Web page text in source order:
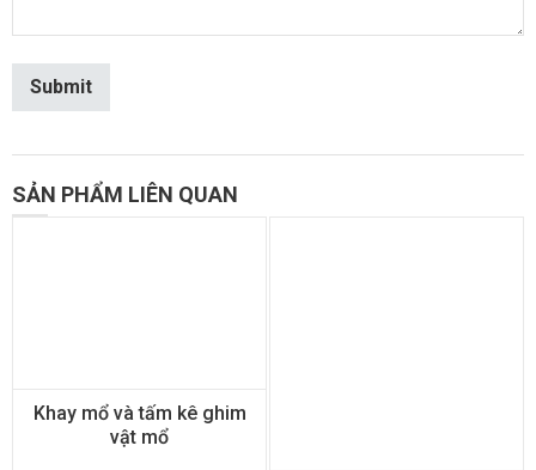
SẢN PHẨM LIÊN QUAN
Khay mổ và tấm kê ghim
vật mổ